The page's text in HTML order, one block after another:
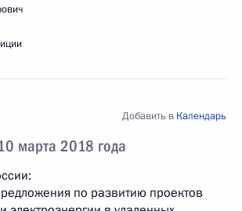
марта 2018 года
Добавить в Календарь
по развитию проектов